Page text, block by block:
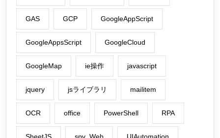
GAS GCP GoogleAppScript
GoogleAppsScript GoogleCloud
GoogleMap ie操作 javascript
jquery jsライブラリ mailitem
OCR office PowerShell RPA